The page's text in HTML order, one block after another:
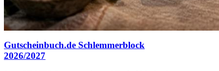
Gutscheinbuch.de Schlemmerblock
2026/2027